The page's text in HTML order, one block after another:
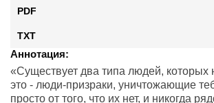
PDF
TXT
Аннотация:
«Существует два типа людей, которых
это - люди-призраки, уничтожающие
просто от того, что их нет, и никогда